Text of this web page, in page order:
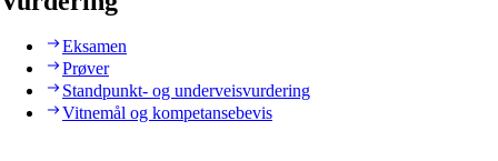
Eksamen
Prøver
Standpunkt- og underveisvurdering
Vitnemål og kompetansebevis